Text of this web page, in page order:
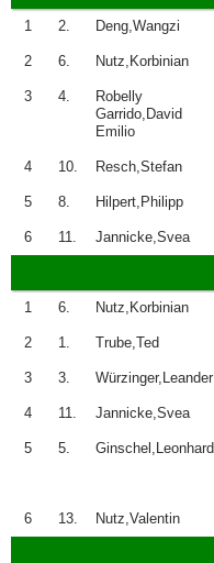
1 2. Deng,Wangzi
2 6. Nutz,Korbinian
3 4.
Robelly
Garrido,David
Emilio
4 10. Resch,Stefan
5 8. Hilpert,Philipp
6 11. Jannicke,Svea
1 6. Nutz,Korbinian
2 1. Trube,Ted
3 3. Würzinger,Leander
4 11. Jannicke,Svea
5 5. Ginschel,Leonhard
6 13. Nutz,Valentin